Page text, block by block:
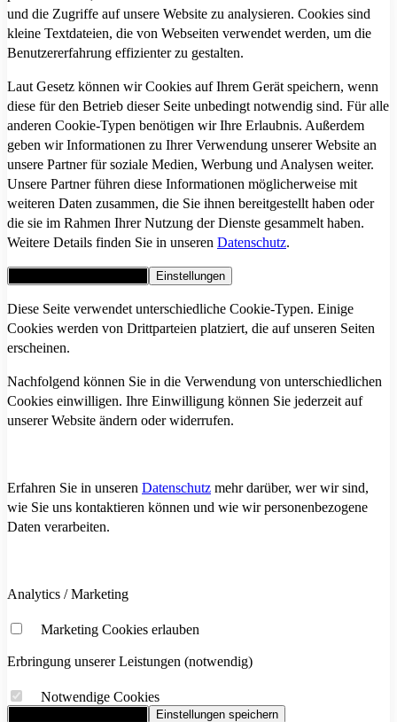
und die Zugriffe auf unsere Website zu analysieren. Cookies sind
kleine Textdateien, die von Webseiten verwendet werden, um die
Benutzererfahrung effizienter zu gestalten.
Laut Gesetz können wir Cookies auf Ihrem Gerät speichern, wenn
diese für den Betrieb dieser Seite unbedingt notwendig sind. Für alle
anderen Cookie-Typen benötigen wir Ihre Erlaubnis. Außerdem
geben wir Informationen zu Ihrer Verwendung unserer Website an
unsere Partner für soziale Medien, Werbung und Analysen weiter.
Unsere Partner führen diese Informationen möglicherweise mit
weiteren Daten zusammen, die Sie ihnen bereitgestellt haben oder
die sie im Rahmen Ihrer Nutzung der Dienste gesammelt haben.
Weitere Details finden Sie in unseren Datenschutz.
Einstellungen
Diese Seite verwendet unterschiedliche Cookie-Typen. Einige
Cookies werden von Drittparteien platziert, die auf unseren Seiten
erscheinen.
Nachfolgend können Sie in die Verwendung von unterschiedlichen
Cookies einwilligen. Ihre Einwilligung können Sie jederzeit auf
unserer Website ändern oder widerrufen.
Erfahren Sie in unseren Datenschutz mehr darüber, wer wir sind,
wie Sie uns kontaktieren können und wie wir personenbezogene
Daten verarbeiten.
Analytics / Marketing
Marketing Cookies erlauben
Erbringung unserer Leistungen (notwendig)
Notwendige Cookies
Einstellungen speichern